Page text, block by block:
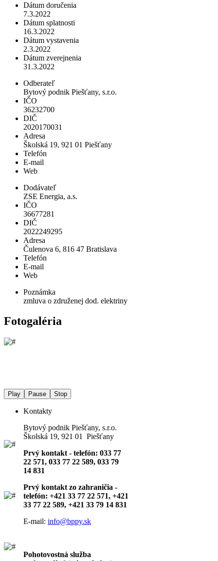
Dátum doručenia
7.3.2022
Dátum splatnosti
16.3.2022
Dátum vystavenia
2.3.2022
Dátum zverejnenia
31.3.2022
Odberateľ
Bytový podnik Piešťany, s.r.o.
IČO
36232700
DIČ
2020170031
Adresa
Školská 19, 921 01 Piešťany
Telefón
E-mail
Web
Dodávateľ
ZSE Energia, a.s.
IČO
36677281
DIČ
2022249295
Adresa
Čulenova 6, 816 47 Bratislava
Telefón
E-mail
Web
Poznámka
zmluva o združenej dod. elektriny
Fotogaléria
Play Pause Stop
Kontakty
Bytový podnik Piešťany, s.r.o.
Školská 19, 921 01 Piešťany
Prvý kontakt - telefón: 033 77
22 571, 033 77 22 589, 033 79
14 831
Prvý kontakt zo zahraničia -
telefón: +421 33 77 22 571, +421
33 77 22 589, +421 33 79 14 831
E-mail: info@bppy.sk
Pohotovostná služba